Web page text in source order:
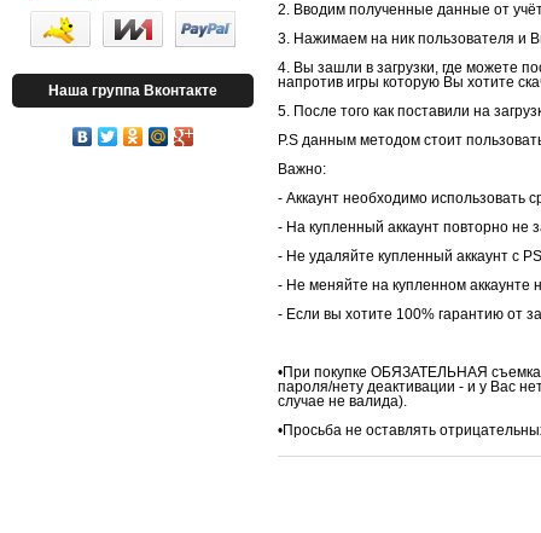
Наша группа Вконтакте
2. Вводим полученные данные от
3. Нажимаем на ник пользователя и
4. Вы зашли в загрузки, где можете
напротив игры которую Вы хотите
5. После того как поставили на
P.S данным методом стоит
Важно:
- Аккаунт необходимо использовать
- На купленный аккаунт повторно не
- Не удаляйте купленный аккаунт с
- Не меняйте на купленном аккаунте
- Если вы хотите 100% гарантию от
•При покупке ОБЯЗАТЕЛЬНАЯ съемка
пароля/нету деактивации - и у Вас
случае не валида).
•Просьба не оставлять